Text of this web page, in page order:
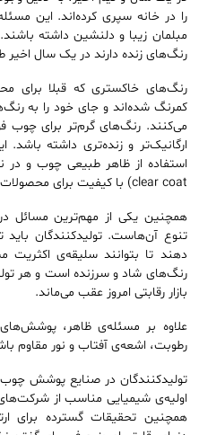
را در خانه سپری کرده‌اند. این
مبلمان زیبا و دلنشین داشته
رنگ‌های زنده دارند در یک سال اخیر
رنگ‌های خاکستری که قبلا برای
کمرنگ شده‌اند و جای خود را به
می‌کنند. رنگ‌های گرم‌تر برای
ارگانیک‌تر و زنده‌تری داشته
استفاده از ظاهر طبیعی چوب و
clear coat) با کیفیت برای محصولات چوبی تشویق می‌کند.
همچنین یکی از مهم‌ترین مسائل
تنوع آن‌هاست. تولیدکنندگان
دهند تا بتوانند سلیقه‌ی اکثریت
رنگ‌های شاد و سرزنده است و هر
بازار رقابتی امروز عقب می‌ماند.
علاوه بر مسئله‌ی ظاهر،
رطوبت، اشعه‌ی آفتاب و نور مقاوم
تولیدکنندگان در صنایع پوشش
اولیه‌ی شیمیایی مناسب از
همچنین تحقیقات گسترده برای